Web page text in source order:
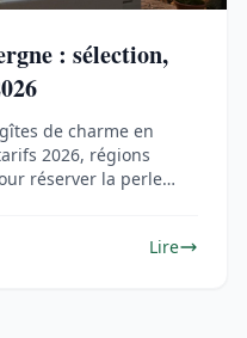
: sélection,
de charme en
2026, régions
réserver la perle
Lire